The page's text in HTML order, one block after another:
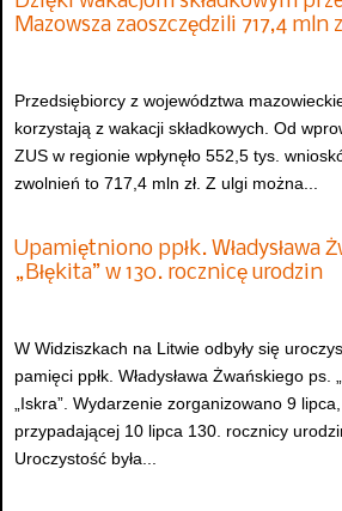
Mazowsza zaoszczędzili 717,4 mln
Przedsiębiorcy z województwa
korzystają z wakacji składkowych. Od
ZUS w regionie wpłynęło 552,5 tys.
zwolnień to 717,4 mln zł. Z ulgi można...
Upamiętniono ppłk. Władysława
„Błękita” w 130. rocznicę urodzin
W Widziszkach na Litwie odbyły się
pamięci ppłk. Władysława Żwańskiego ps.
„Iskra”. Wydarzenie zorganizowano 9
przypadającej 10 lipca 130. rocznicy
Uroczystość była...